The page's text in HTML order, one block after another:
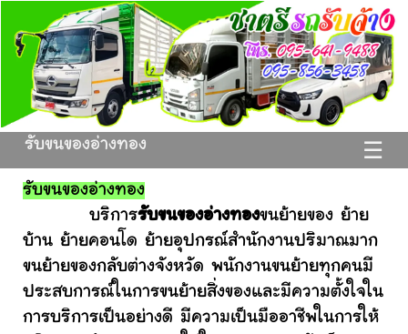
☰
รับขนของอ่างทอง
รับขนของอ่างทอง
บริการรับขนของอ่างทองขนย้ายของ ย้าย
บ้าน ย้ายคอนโด ย้ายอุปกรณ์สำนักงานปริมาณมาก
ขนย้ายของกลับต่างจังหวัด พนักงานขนย้ายทุกคนมี
ประสบการณ์ในการขนย้ายสิ่งของและมีความตั้งใจใน
การบริการเป็นอย่างดี มีความเป็นมืออาชีพในการให้